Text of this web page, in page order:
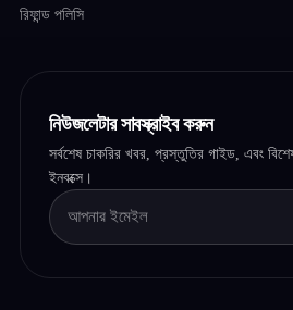
রিফান্ড পলিসি
নিউজলেটার সাবস্ক্রাইব করুন
সর্বশেষ চাকরির খবর, প্রস্তুতির গাইড, এবং
ইনবক্সে।